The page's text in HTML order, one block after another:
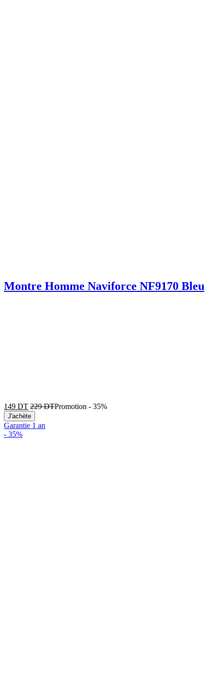
Montre Homme Naviforce NF9170 Bleu
149 DT 229DTPromotion - 35%
J'achète
Garantie 1 an
- 35%